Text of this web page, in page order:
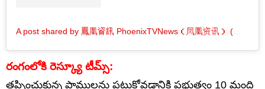
రంగంలోకి రెస్క్యూ టీమ్స్:
తప్పించుకున్న పాములను పట్టుకోవడానికి ప్రభుత్వం 10 మంది